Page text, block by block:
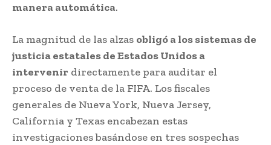
manera automática.
La magnitud de las alzas obligó a los sistemas de
justicia estatales de Estados Unidos a
intervenir directamente para auditar el
proceso de venta de la FIFA. Los fiscales
generales de Nueva York, Nueva Jersey,
California y Texas encabezan estas
investigaciones basándose en tres sospechas